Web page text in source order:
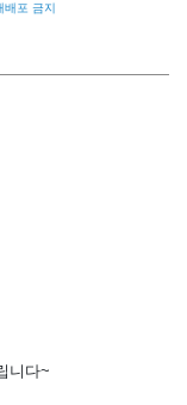
배포 금지
니다~